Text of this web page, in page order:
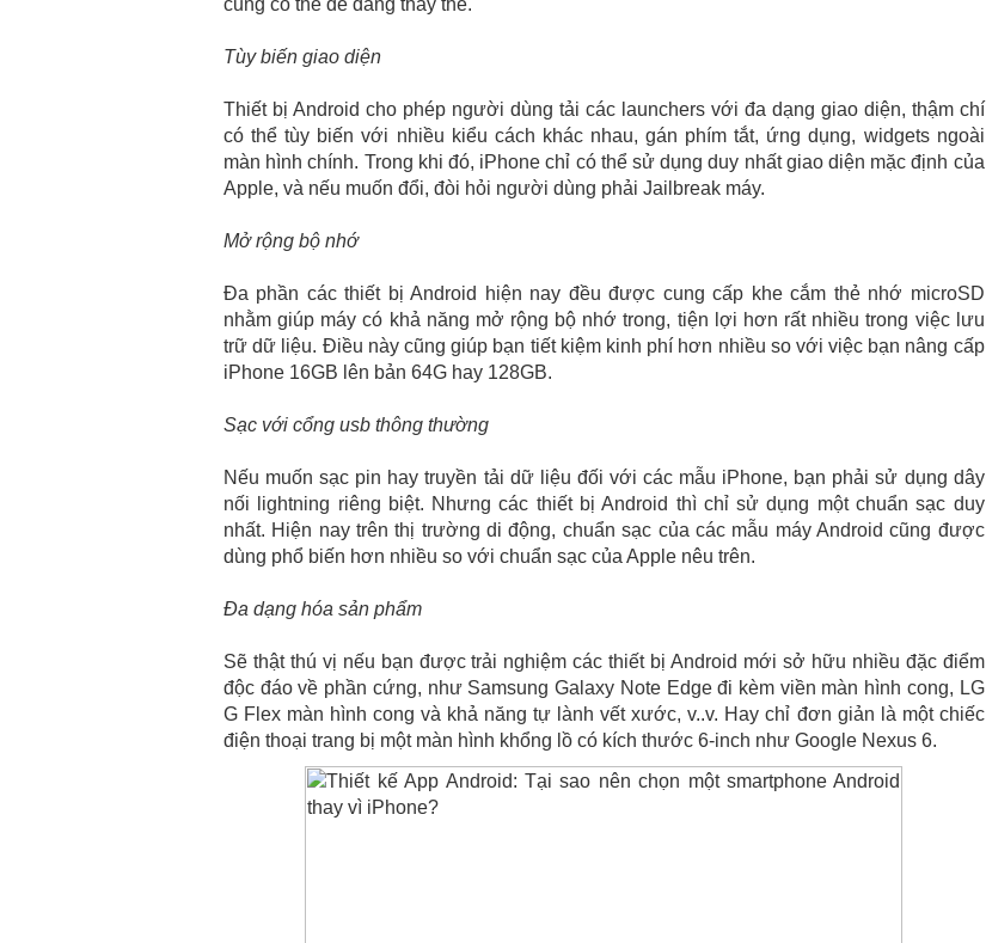
Tùy biến giao diện
Thiết bị Android cho phép người dùng tải các launchers với đa dạng giao diện, thậm chí
có thể tùy biến với nhiều kiểu cách khác nhau, gán phím tắt, ứng dụng, widgets ngoài
màn hình chính. Trong khi đó, iPhone chỉ có thể sử dụng duy nhất giao diện mặc định của
Apple, và nếu muốn đổi, đòi hỏi người dùng phải Jailbreak máy.
Mở rộng bộ nhớ
Đa phần các thiết bị Android hiện nay đều được cung cấp khe cắm thẻ nhớ microSD
nhằm giúp máy có khả năng mở rộng bộ nhớ trong, tiện lợi hơn rất nhiều trong việc lưu
trữ dữ liệu. Điều này cũng giúp bạn tiết kiệm kinh phí hơn nhiều so với việc bạn nâng cấp
iPhone 16GB lên bản 64G hay 128GB.
Sạc với cổng usb thông thường
Nếu muốn sạc pin hay truyền tải dữ liệu đối với các mẫu iPhone, bạn phải sử dụng dây
nối lightning riêng biệt. Nhưng các thiết bị Android thì chỉ sử dụng một chuẩn sạc duy
nhất. Hiện nay trên thị trường di động, chuẩn sạc của các mẫu máy Android cũng được
dùng phổ biến hơn nhiều so với chuẩn sạc của Apple nêu trên.
Đa dạng hóa sản phẩm
Sẽ thật thú vị nếu bạn được trải nghiệm các thiết bị Android mới sở hữu nhiều đặc điểm
độc đáo về phần cứng, như Samsung Galaxy Note Edge đi kèm viền màn hình cong, LG
G Flex màn hình cong và khả năng tự lành vết xước, v..v. Hay chỉ đơn giản là một chiếc
điện thoại trang bị một màn hình khổng lồ có kích thước 6-inch như Google Nexus 6.